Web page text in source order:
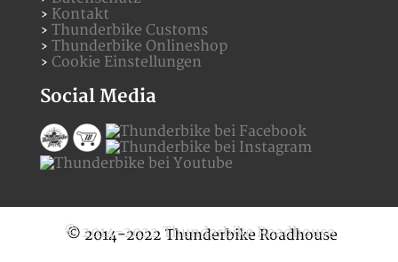
Kontakt
Thunderbike Customs
Thunderbike Onlineshop
Cookie Einstellungen
Social Media
© 2014-2022 Thunderbike Roadhouse